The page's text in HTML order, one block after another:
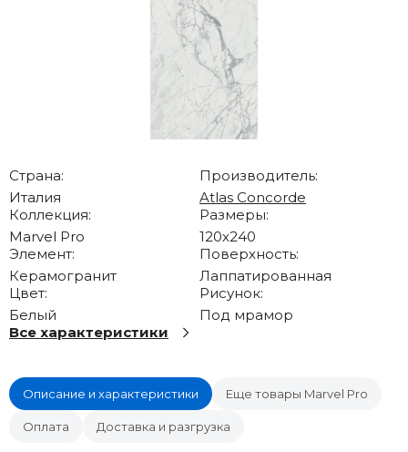
Страна:
Италия
Производитель:
Atlas Concorde
Коллекция:
Marvel Pro
Размеры:
120x240
Элемент:
Керамогранит
Поверхность:
Лаппатированная
Цвет:
Белый
Рисунок:
Под мрамор
Все характеристики
Описание и характеристики Еще товары Marvel Pro
Оплата Доставка и разгрузка